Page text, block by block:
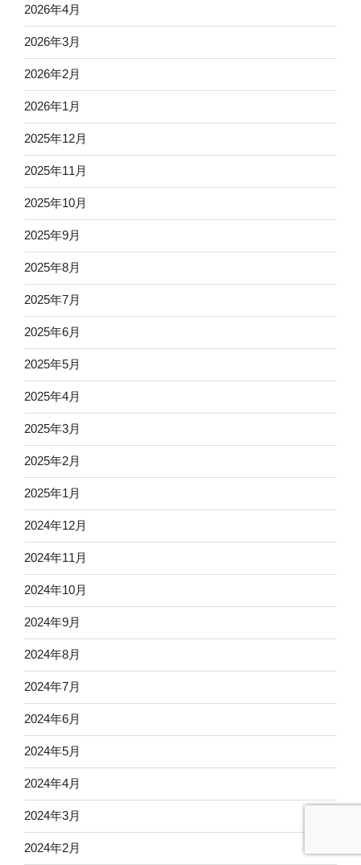
2026年4月
2026年3月
2026年2月
2026年1月
2025年12月
2025年11月
2025年10月
2025年9月
2025年8月
2025年7月
2025年6月
2025年5月
2025年4月
2025年3月
2025年2月
2025年1月
2024年12月
2024年11月
2024年10月
2024年9月
2024年8月
2024年7月
2024年6月
2024年5月
2024年4月
2024年3月
2024年2月